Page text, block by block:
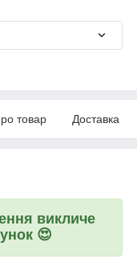
товар Доставка
викличе
😍